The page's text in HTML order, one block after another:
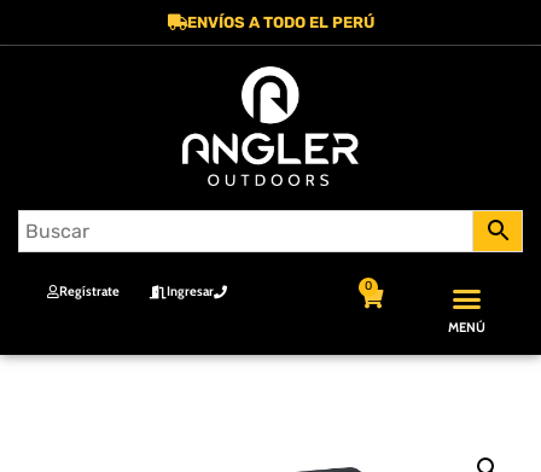
ENVÍOS A TODO EL PERÚ
Regístrate Ingresar 0
MENÚ